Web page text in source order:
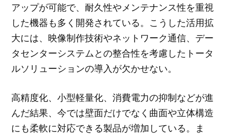
アップが可能で、耐久性やメンテナンス性を重視
した機器も多く開発されている。こうした活用拡
大には、映像制作技術やネットワーク通信、デー
タセンターシステムとの整合性を考慮したトータ
ルソリューションの導入が欠かせない。
高精度化、小型軽量化、消費電力の抑制などが進
んだ結果、今では壁面だけでなく曲面や立体構造
にも柔軟に対応できる製品が増加している。ま